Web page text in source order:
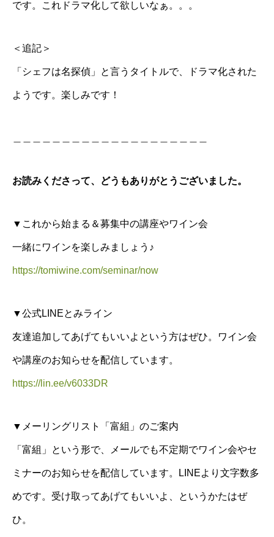
です。これドラマ化して欲しいなぁ。。。
＜追記＞
「シェフは名探偵」と言うタイトルで、ドラマ化された
ようです。楽しみです！
お読みくださって、どうもありがとうございました。
▼これから始まる＆募集中の講座やワイン会
一緒にワインを楽しみましょう♪
https://tomiwine.com/seminar/now
▼公式LINEとみライン
友達追加してあげてもいいよという方はぜひ。ワイン会
や講座のお知らせを配信しています。
https://lin.ee/v6033DR
▼メーリングリスト「富組」のご案内
「富組」という形で、メールでも不定期でワイン会やセ
ミナーのお知らせを配信しています。LINEより文字数多
めです。受け取ってあげてもいいよ、というかたはぜ
ひ。